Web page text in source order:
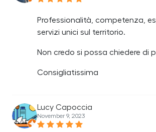
Professionalità, competenza,
servizi unici sul territorio.
Non credo si possa chiedere di
Consigliatissima
Lucy Capoccia
November 9, 2023